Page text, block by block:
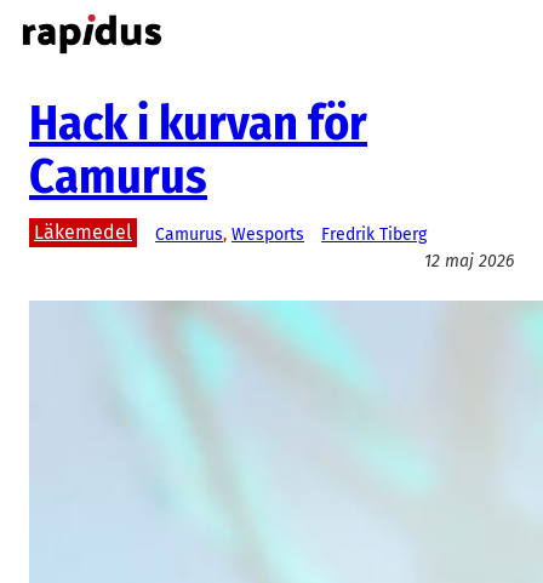
Hoppa
till
Hack i kurvan för
Camurus
Läkemedel Camurus, Wesports
Fredrik Tiberg
12 maj 2026